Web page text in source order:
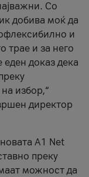
Со
добива моќ да
и
трае и за него
еден доказ дека
избор,“
директор
А1 Net
преку
можност да